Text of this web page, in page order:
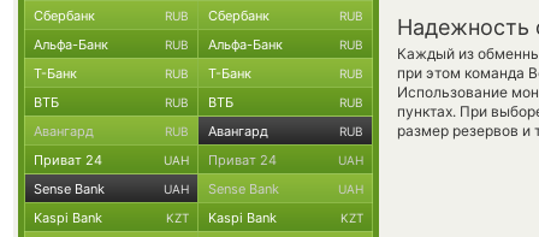
Надежность
Каждый из
при этом команда
Использование
пунктах. При
размер резервов и
Сбербанк RUB Сбербанк RUB
Альфа-Банк RUB Альфа-Банк RUB
Т-Банк RUB Т-Банк RUB
ВТБ RUB ВТБ RUB
Авангард RUB Авангард RUB
Приват 24 UAH Приват 24 UAH
Sense Bank UAH Sense Bank UAH
Kaspi Bank KZT Kaspi Bank KZT